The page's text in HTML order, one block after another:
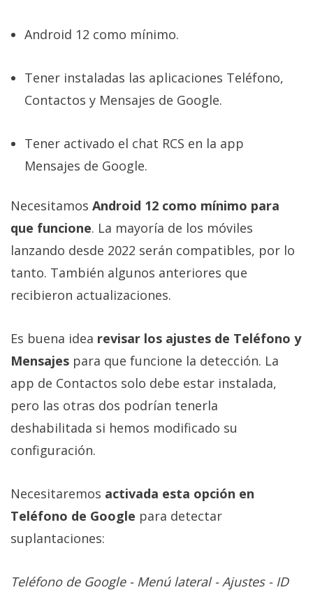
Android 12 como mínimo.
Tener instaladas las aplicaciones Teléfono,
Contactos y Mensajes de Google.
Tener activado el chat RCS en la app
Mensajes de Google.
Necesitamos Android 12 como mínimo para
que funcione. La mayoría de los móviles
lanzando desde 2022 serán compatibles, por lo
tanto. También algunos anteriores que
recibieron actualizaciones.
Es buena idea revisar los ajustes de Teléfono y
Mensajes para que funcione la detección. La
app de Contactos solo debe estar instalada,
pero las otras dos podrían tenerla
deshabilitada si hemos modificado su
configuración.
Necesitaremos activada esta opción en
Teléfono de Google para detectar
suplantaciones:
Teléfono de Google - Menú lateral - Ajustes - ID